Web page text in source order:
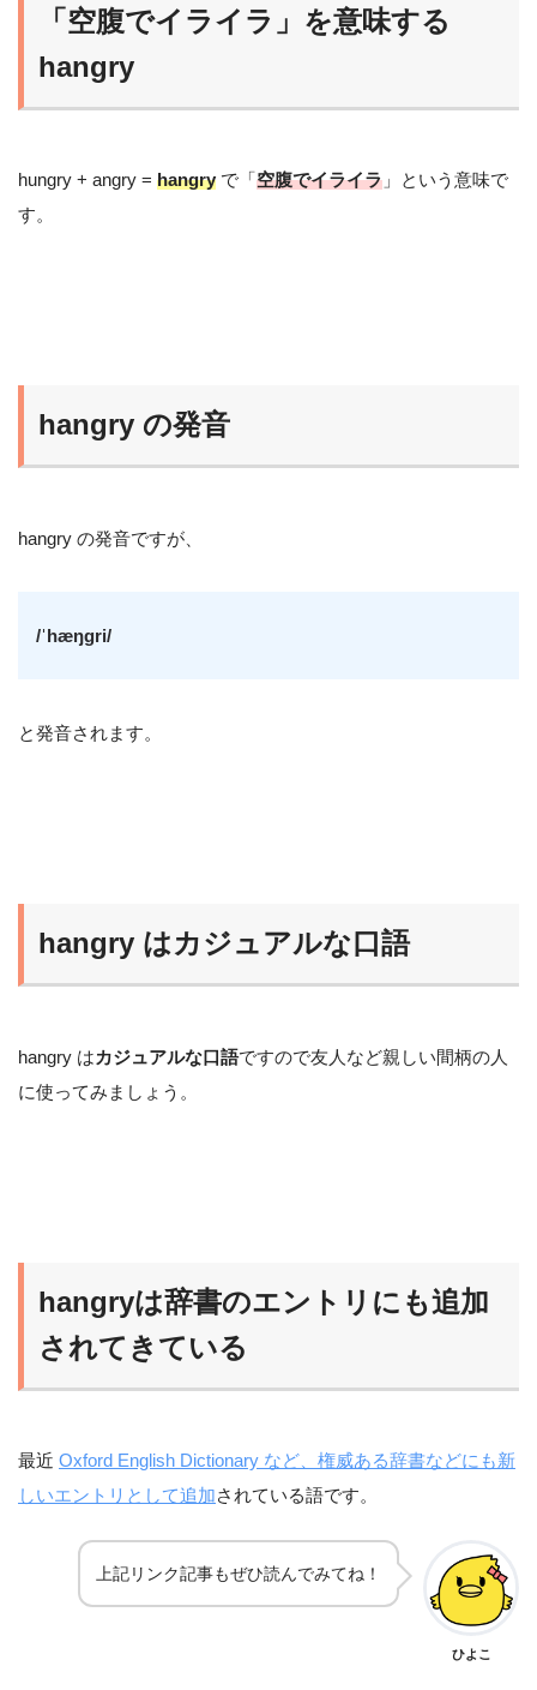
「空腹でイライラ」を意味する
hangry
hungry + angry = hangry で「空腹でイライラ 」という意味で
す。
hangry の発音
hangry の発音ですが、
/ˈhæŋɡri/
と発音されます。
hangry はカジュアルな口語
hangry はカジュアルな口語ですので友人など親しい間柄の人
に使ってみましょう。
hangryは辞書のエントリにも追加
されてきている
最近 Oxford English Dictionary など、権威ある辞書などにも新
しいエントリとして追加されている語です。
上記リンク記事もぜひ読んでみてね！
ひよこ